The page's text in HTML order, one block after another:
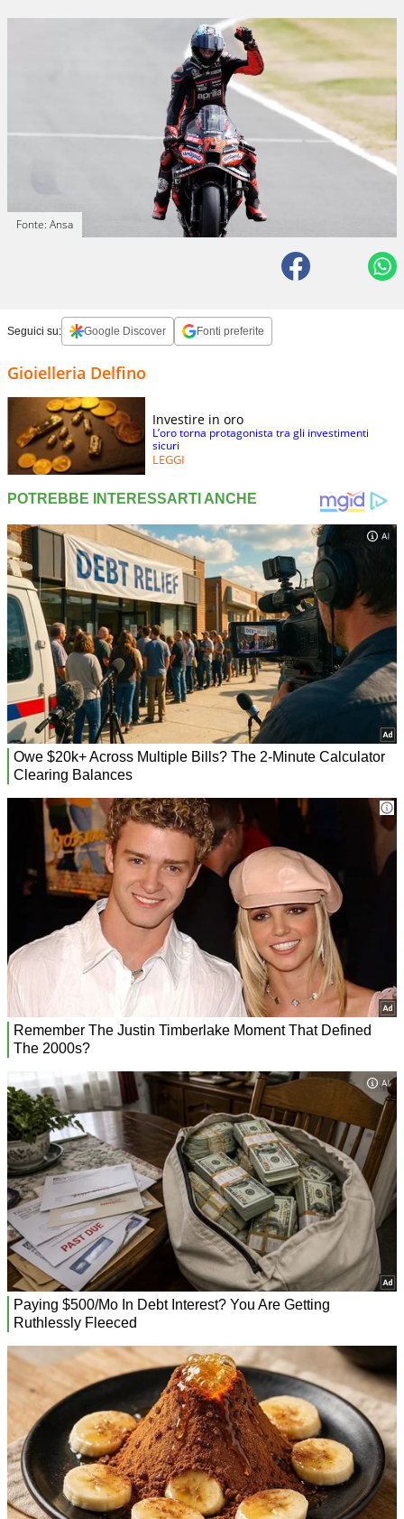
Fonte: Ansa
Seguici su: Google Discover Fonti preferite
Gioielleria Delfino
Investire in oro
L’oro torna protagonista tra gli investimenti
sicuri
LEGGI